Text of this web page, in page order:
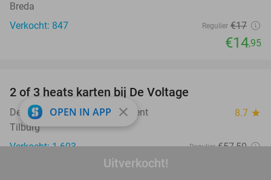
Uitverkocht!
Breda
Verkocht: 847
Regulier €17
€14,95
2 of 3 heats karten bij De Voltage
De Voltage Indoor Entertainment 8.7 star
Tilburg
Verkocht: 1.603
Regulier €57,50
OPEN IN APP close